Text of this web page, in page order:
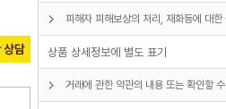
피해자 피해보상의 처리, 재화등에 대
상품 상세정보에 별도 표기
거래에 관한 약관의 내용 또는 확인할